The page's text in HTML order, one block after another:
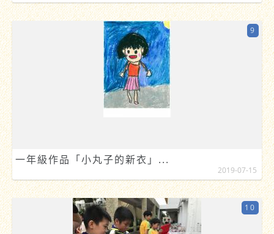
一年級作品「小丸子的新衣」...
9
2019-07-15
10